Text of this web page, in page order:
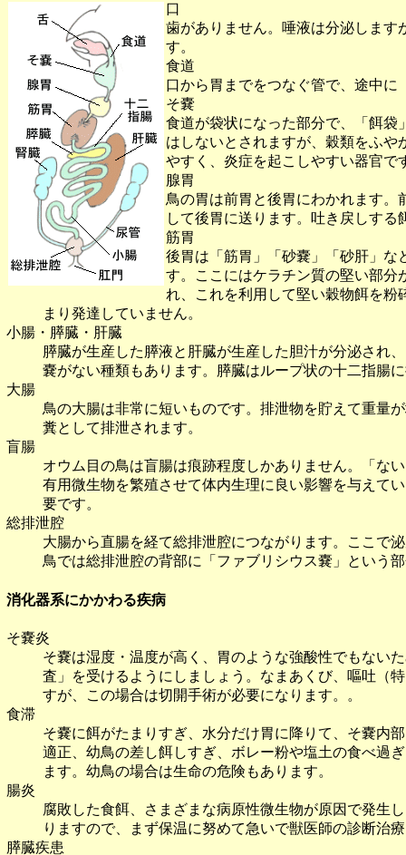
口
歯がありません。唾液は分泌します
す。
食道
口から胃までをつなぐ管で、途中に
そ嚢
食道が袋状になった部分で、「餌袋
はしないとされますが、穀類をふ
やすく、炎症を起こしやすい器官で
腺胃
鳥の胃は前胃と後胃にわかれます
して後胃に送ります。吐き戻しす
筋胃
後胃は「筋胃」「砂嚢」「砂肝」な
す。ここにはケラチン質の堅い部分
れ、これを利用して堅い穀物餌を粉
まり発達していません。
小腸・膵臓・肝臓
膵臓が生産した膵液と肝臓が生産した胆汁が分泌され
嚢がない種類もあります。膵臓はループ状の十二指腸
大腸
鳥の大腸は非常に短いものです。排泄物を貯えて重量
糞として排泄されます。
盲腸
オウム目の鳥は盲腸は痕跡程度しかありません。「な
有用微生物を繁殖させて体内生理に良い影響を与えて
要です。
総排泄腔
大腸から直腸を経て総排泄腔につながります。ここで
鳥では総排泄腔の背部に「ファブリシウス嚢」という
消化器系にかかわる疾病
そ嚢炎
そ嚢は湿度・温度が高く、胃のような強酸性でもない
査」を受けるようにしましょう。なまあくび、嘔吐（
すが、この場合は切開手術が必要になります。。
食滞
そ嚢に餌がたまりすぎ、水分だけ胃に降りて、そ嚢内
適正、幼鳥の差し餌しすぎ、ボレー粉や塩土の食べ過
ます。幼鳥の場合は生命の危険もあります。
腸炎
腐敗した食餌、さまざまな病原性微生物が原因で発生
りますので、まず保温に努めて急いで獣医師の診断治
膵臓疾患